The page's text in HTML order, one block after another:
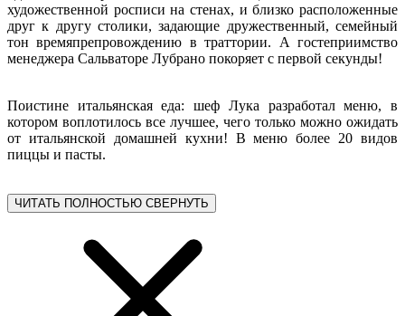
художественной росписи на стенах, и близко расположенные
друг к другу столики, задающие дружественный, семейный
тон времяпрепровождению в траттории. А гостеприимство
менеджера Сальваторе Лубрано покоряет с первой секунды!
Поистине итальянская еда: шеф Лука разработал меню, в
котором воплотилось все лучшее, чего только можно ожидать
от итальянской домашней кухни! В меню более 20 видов
пиццы и пасты.
ЧИТАТЬ ПОЛНОСТЬЮ СВЕРНУТЬ